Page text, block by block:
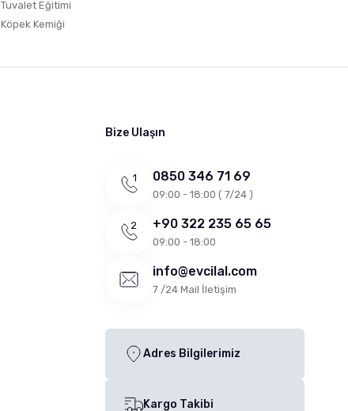
Tuvalet Eğitimi
Köpek Kemiği
Bize Ulaşın
0850 346 71 69
09:00 - 18:00 ( 7/24 )
+90 322 235 65 65
09:00 - 18:00
info@evcilal.com
7 /24 Mail İletişim
Adres Bilgilerimiz
Kargo Takibi